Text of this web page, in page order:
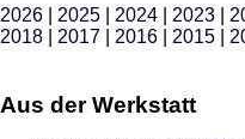
2026 2025 2024 2023
2018
2017 2016 2015
Aus der Werkstatt